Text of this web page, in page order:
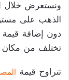
ونستعرض خلال
الذهب على
دون إضافة قيمة
تختلف من مكان
تتراوح قيمة